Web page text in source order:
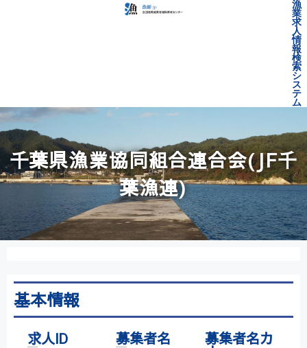
漁
業
求
人
情
報
検
索
シ
ス
テ
ム
千葉県漁業協同組合連合会(JF千
葉漁連)
基本情報
求人ID 募集者名 募集者名カ